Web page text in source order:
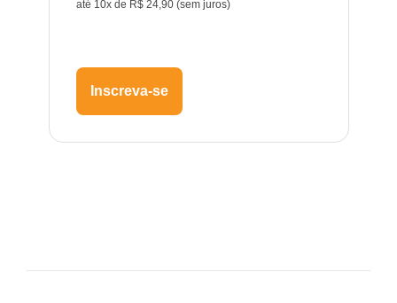
até 10x de R$ 24,90 (sem juros)
Inscreva-se